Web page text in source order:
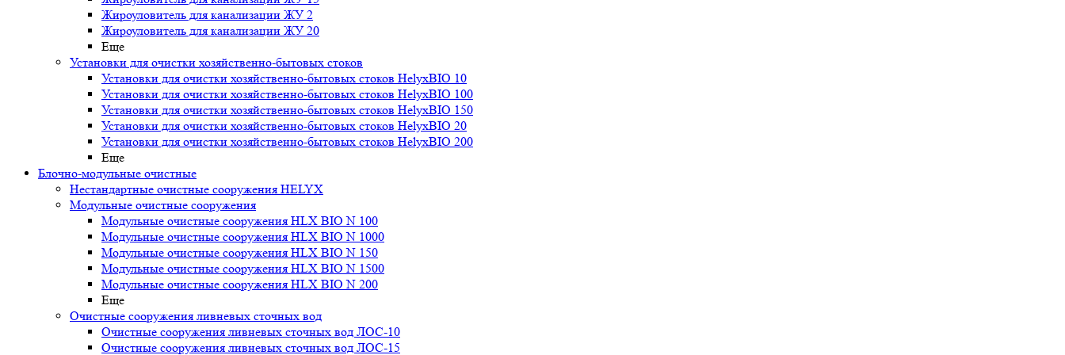
Жироуловитель для канализации ЖУ 2
Жироуловитель для канализации ЖУ 20
Еще
Установки для очистки хозяйственно-бытовых стоков
Установки для очистки хозяйственно-бытовых стоков HelyxBIO 10
Установки для очистки хозяйственно-бытовых стоков HelyxBIO 100
Установки для очистки хозяйственно-бытовых стоков HelyxBIO 150
Установки для очистки хозяйственно-бытовых стоков HelyxBIO 20
Установки для очистки хозяйственно-бытовых стоков HelyxBIO 200
Еще
Блочно-модульные очистные
Нестандартные очистные сооружения HELYX
Модульные очистные сооружения
Модульные очистные сооружения HLX BIO N 100
Модульные очистные сооружения HLX BIO N 1000
Модульные очистные сооружения HLX BIO N 150
Модульные очистные сооружения HLX BIO N 1500
Модульные очистные сооружения HLX BIO N 200
Еще
Очистные сооружения ливневых сточных вод
Очистные сооружения ливневых сточных вод ЛОС-10
Очистные сооружения ливневых сточных вод ЛОС-15